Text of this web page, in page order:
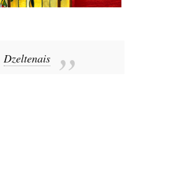
Dzeltenais